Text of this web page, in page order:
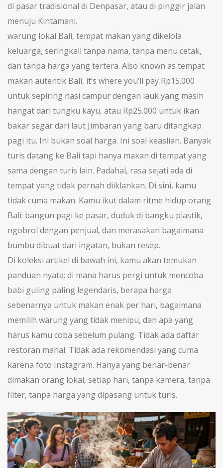
di pasar tradisional di Denpasar, atau di pinggir jalan
menuju Kintamani.
warung lokal Bali, tempat makan yang dikelola
keluarga, seringkali tanpa nama, tanpa menu cetak,
dan tanpa harga yang tertera. Also known as tempat
makan autentik Bali, it’s where you’ll pay Rp15.000
untuk sepiring nasi campur dengan lauk yang masih
hangat dari tungku kayu, atau Rp25.000 untuk ikan
bakar segar dari laut Jimbaran yang baru ditangkap
pagi itu. Ini bukan soal harga. Ini soal keaslian. Banyak
turis datang ke Bali tapi hanya makan di tempat yang
sama dengan turis lain. Padahal, rasa sejati ada di
tempat yang tidak pernah diiklankan. Di sini, kamu
tidak cuma makan. Kamu ikut dalam ritme hidup orang
Bali: bangun pagi ke pasar, duduk di bangku plastik,
ngobrol dengan penjual, dan merasakan bagaimana
bumbu dibuat dari ingatan, bukan resep.
Di koleksi artikel di bawah ini, kamu akan temukan
panduan nyata: di mana harus pergi untuk mencoba
babi guling paling legendaris, berapa harga
sebenarnya untuk makan enak per hari, bagaimana
memilih warung yang tidak menipu, dan apa yang
harus kamu coba sebelum pulang. Tidak ada daftar
restoran mahal. Tidak ada rekomendasi yang cuma
karena foto Instagram. Hanya yang benar-benar
dimakan orang lokal, setiap hari, tanpa kamera, tanpa
filter, tanpa harga yang dipasang untuk turis.